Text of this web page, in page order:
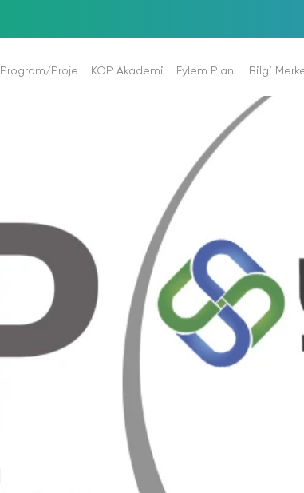
Program/Proje KOP Akademi
Kurumsal Eğitimler
Söyleşiler & Etkinlikler
Akademi YouTube
Eylem Planı
Eylem Planı 2024-2028
Bölge Kalkınma Programı 2021-2023
Eylem Planı 2014-2018
İzleme ve Değerlendirme Raporları
Bilgi
Stratejik Planlar
Mali Tablolar
Arabuluculuk